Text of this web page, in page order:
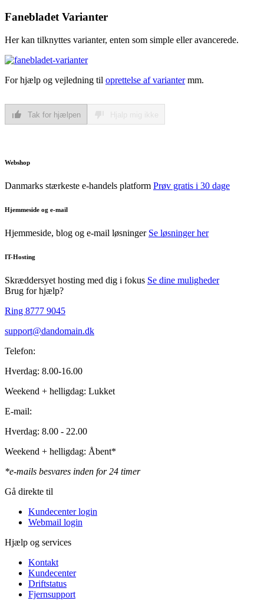
Fanebladet Varianter
Her kan tilknyttes varianter, enten som simple eller avancerede.
For hjælp og vejledning til oprettelse af variantermm.
Tak for hjælpen
Webshop
Danmarks stærkeste e-handels platform Prøv gratis i 30 dage
Hjemmeside og e-mail
Hjemmeside, blog og e-mail løsninger Se løsninger her
IT-Hosting
Skræddersyet hosting med dig i fokus Se dine muligheder
Brug for hjælp?
Ring 8777 9045
support@dandomain.dk
Telefon:
Hverdag: 8.00-16.00
Weekend + helligdag: Lukket
E-mail:
Hverdag: 8.00 - 22.00
Weekend + helligdag: Åbent*
*e-mails besvares inden for 24 timer
Gå direkte til
Kundecenter login
Webmail login
Hjælp og services
Kontakt
Kundecenter
Driftstatus
Fjernsupport